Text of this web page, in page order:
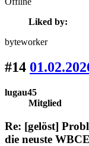
Liked by:
byteworker
#14
lugau45
Mitglied
Re: [gelöst]
die neuste